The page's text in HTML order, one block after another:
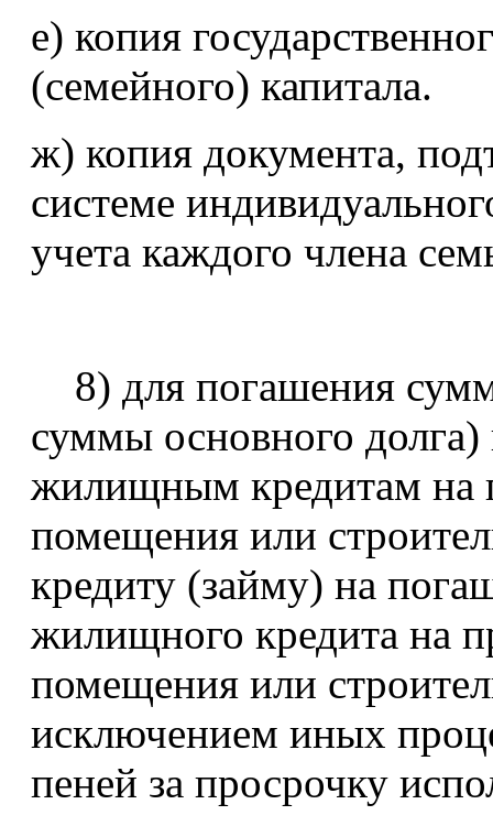
е) копия
(семейного) капитала.
ж) копия документа,
системе
учета каждого члена
8) для погашения
суммы основного
жилищным кредитам на
помещения или
кредиту (займу) на
жилищного кредита на
помещения или
исключением иных
пеней за просрочку